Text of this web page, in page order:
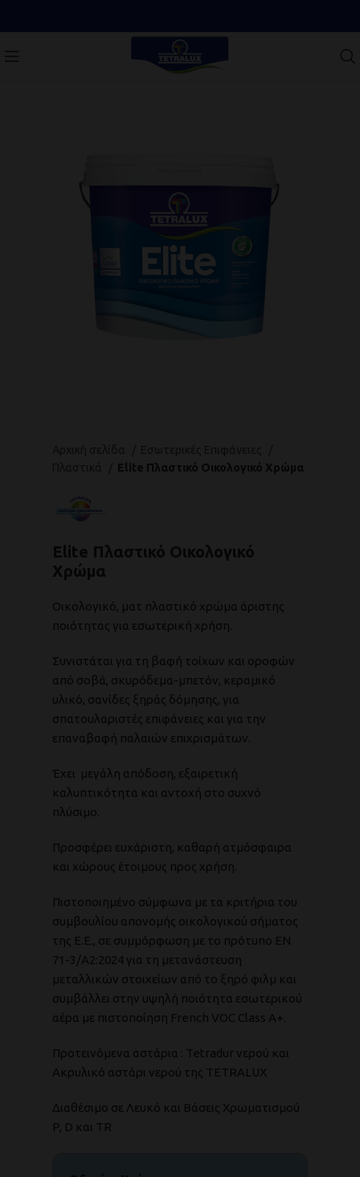
Elite Πλαστικό Οικολογικό Χρώμα
Elite Πλαστικό Οικολογικό
Χρώμα
Οικολογικό, ματ πλαστικό χρώμα άριστης
ποιότητας για εσωτερική χρήση.
Συνιστάται για τη βαφή τοίχων και οροφών
από σοβά, σκυρόδεμα-μπετόν, κεραμικό
υλικό, σανίδες ξηράς δόμησης, για
σπατουλαριστές επιφάνειες και για την
επαναβαφή παλαιών επιχρισμάτων.
Έχει μεγάλη απόδοση, εξαιρετική
καλυπτικότητα και αντοχή στο συχνό
πλύσιμο.
Προσφέρει ευχάριστη, καθαρή ατμόσφαιρα
και χώρους έτοιμους προς χρήση.
Πιστοποιημένο σύμφωνα με τα κριτήρια του
συμβουλίου απονομής οικολογικού σήματος
της Ε.Ε., σε συμμόρφωση με το πρότυπο ΕΝ
71-3/Α2:2024 για τη μετανάστευση
μεταλλικών στοιχείων από το ξηρό φιλμ και
συμβάλλει στην υψηλή ποιότητα εσωτερικού
αέρα με πιστοποίηση French VOC Class A+.
Προτεινόμενα αστάρια : Tetradur νερού και
Ακρυλικό αστάρι νερού της TETRALUX
Διαθέσιμο σε Λευκό και Βάσεις Χρωματισμού
P, D και TR